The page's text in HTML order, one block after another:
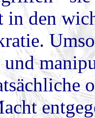
in den
und